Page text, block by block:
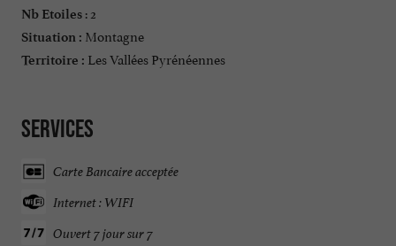
Nb Etoiles : 2
Situation : Montagne
Territoire : Les Vallées Pyrénéennes
Services
Carte Bancaire acceptée
Internet : WIFI
Ouvert 7 jour sur 7